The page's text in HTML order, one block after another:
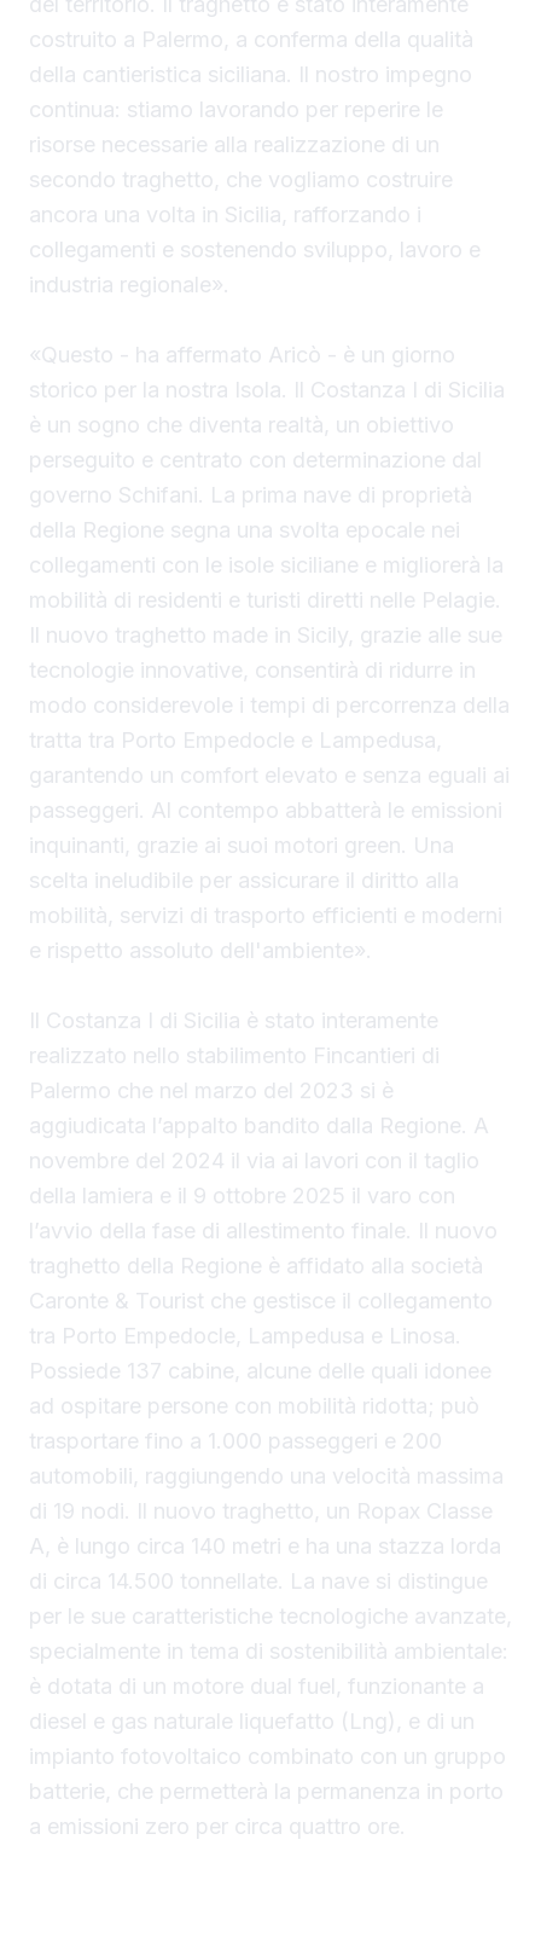
costruito a Palermo, a conferma della qualità
della cantieristica siciliana. Il nostro impegno
continua: stiamo lavorando per reperire le
risorse necessarie alla realizzazione di un
secondo traghetto, che vogliamo costruire
ancora una volta in Sicilia, rafforzando i
collegamenti e sostenendo sviluppo, lavoro e
industria regionale».
«Questo - ha affermato Aricò - è un giorno
storico per la nostra Isola. Il Costanza I di Sicilia
è un sogno che diventa realtà, un obiettivo
perseguito e centrato con determinazione dal
governo Schifani. La prima nave di proprietà
della Regione segna una svolta epocale nei
collegamenti con le isole siciliane e migliorerà la
mobilità di residenti e turisti diretti nelle Pelagie.
Il nuovo traghetto made in Sicily, grazie alle sue
tecnologie innovative, consentirà di ridurre in
modo considerevole i tempi di percorrenza della
tratta tra Porto Empedocle e Lampedusa,
garantendo un comfort elevato e senza eguali ai
passeggeri. Al contempo abbatterà le emissioni
inquinanti, grazie ai suoi motori green. Una
scelta ineludibile per assicurare il diritto alla
mobilità, servizi di trasporto efficienti e moderni
e rispetto assoluto dell'ambiente».
Il Costanza I di Sicilia è stato interamente
realizzato nello stabilimento Fincantieri di
Palermo che nel marzo del 2023 si è
aggiudicata l’appalto bandito dalla Regione. A
novembre del 2024 il via ai lavori con il taglio
della lamiera e il 9 ottobre 2025 il varo con
l’avvio della fase di allestimento finale. Il nuovo
traghetto della Regione è affidato alla società
Caronte & Tourist che gestisce il collegamento
tra Porto Empedocle, Lampedusa e Linosa.
Possiede 137 cabine, alcune delle quali idonee
ad ospitare persone con mobilità ridotta; può
trasportare fino a 1.000 passeggeri e 200
automobili, raggiungendo una velocità massima
di 19 nodi. Il nuovo traghetto, un Ropax Classe
A, è lungo circa 140 metri e ha una stazza lorda
di circa 14.500 tonnellate. La nave si distingue
per le sue caratteristiche tecnologiche avanzate,
specialmente in tema di sostenibilità ambientale:
è dotata di un motore dual fuel, funzionante a
diesel e gas naturale liquefatto (Lng), e di un
impianto fotovoltaico combinato con un gruppo
batterie, che permetterà la permanenza in porto
a emissioni zero per circa quattro ore.